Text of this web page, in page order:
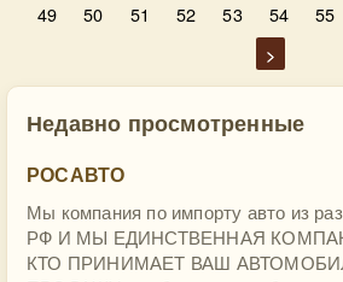
49
50 51 52 53 54 55
>
Недавно просмотренные
РОСАВТО
Мы компания по импорту авто из
РФ И МЫ ЕДИНСТВЕННАЯ
КТО ПРИНИМАЕТ ВАШ